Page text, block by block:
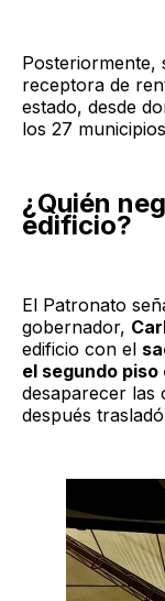
Posteriormente,
receptora de
estado, desde
los 27
¿Quién
edificio?
El Patronato
gobernador,
edificio con el
el segundo
desaparecer las
después